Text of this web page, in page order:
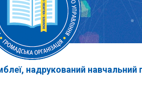
надрукований навчальний